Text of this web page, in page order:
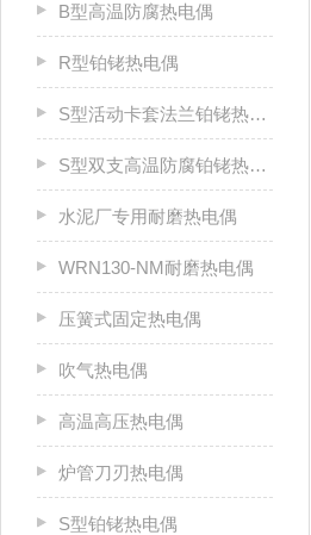
B型高温防腐热电偶
R型铂铑热电偶
S型活动卡套法兰铂铑热电偶
S型双支高温防腐铂铑热电偶
水泥厂专用耐磨热电偶
WRN130-NM耐磨热电偶
压簧式固定热电偶
吹气热电偶
高温高压热电偶
炉管刀刃热电偶
S型铂铑热电偶